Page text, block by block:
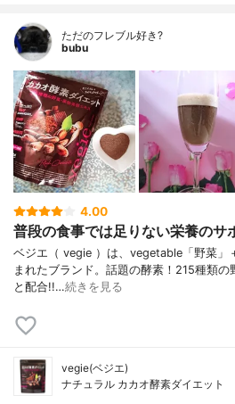
ただのフレブル好き?
bubu
4.00
普段の食事では足りない栄養のサポ
ベジエ（ vegie ）は、vegetable「野菜」
まれたブランド。話題の酵素！215種類の
と配合!!…続きを見る
vegie(ベジエ)
ナチュラル カカオ酵素ダイエット